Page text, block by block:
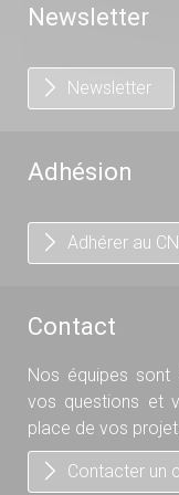
Newsletter
Newsletter
Adhésion
Adhérer au
Contact
Nos équipes
vos questions et
place de vos
Contacter un